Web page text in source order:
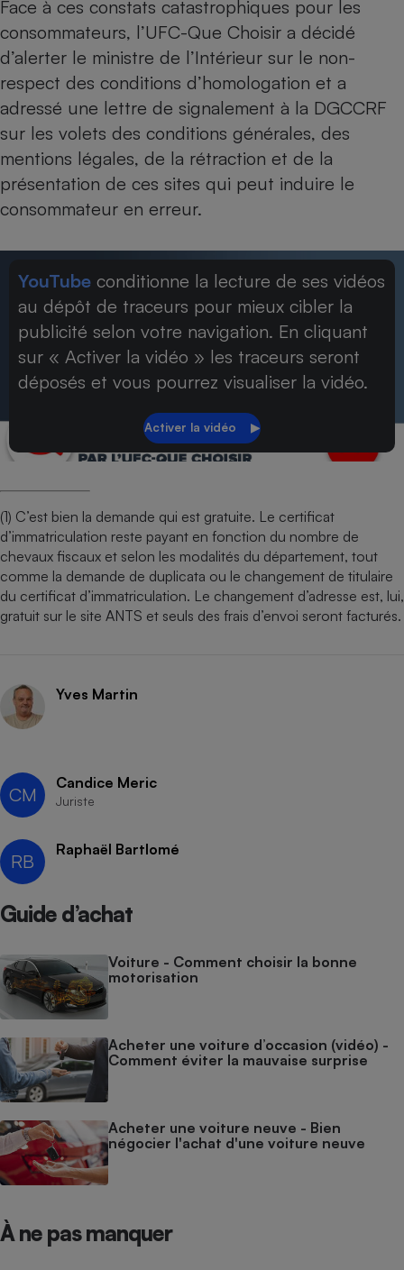
Face à ces constats catastrophiques pour les
consommateurs, l’UFC-Que Choisir a décidé
d’alerter le ministre de l’Intérieur sur le non-
respect des conditions d’homologation et a
adressé une lettre de signalement à la DGCCRF
sur les volets des conditions générales, des
mentions légales, de la rétraction et de la
présentation de ces sites qui peut induire le
consommateur en erreur.
YouTube conditionne la lecture de ses vidéos
au dépôt de traceurs pour mieux cibler la
publicité selon votre navigation. En cliquant
sur « Activer la vidéo » les traceurs seront
déposés et vous pourrez visualiser la vidéo.
(1) C’est bien la demande qui est gratuite. Le certificat
d’immatriculation reste payant en fonction du nombre de
chevaux fiscaux et selon les modalités du département, tout
comme la demande de duplicata ou le changement de titulaire
du certificat d’immatriculation. Le changement d’adresse est, lui,
gratuit sur le site ANTS et seuls des frais d’envoi seront facturés.
Yves Martin
CM
Candice Meric
Juriste
RB
Raphaël Bartlomé
Guide d’achat
Voiture - Comment choisir la bonne
motorisation
Acheter une voiture d’occasion (vidéo) -
Comment éviter la mauvaise surprise
Acheter une voiture neuve - Bien
négocier l'achat d'une voiture neuve
À ne pas manquer